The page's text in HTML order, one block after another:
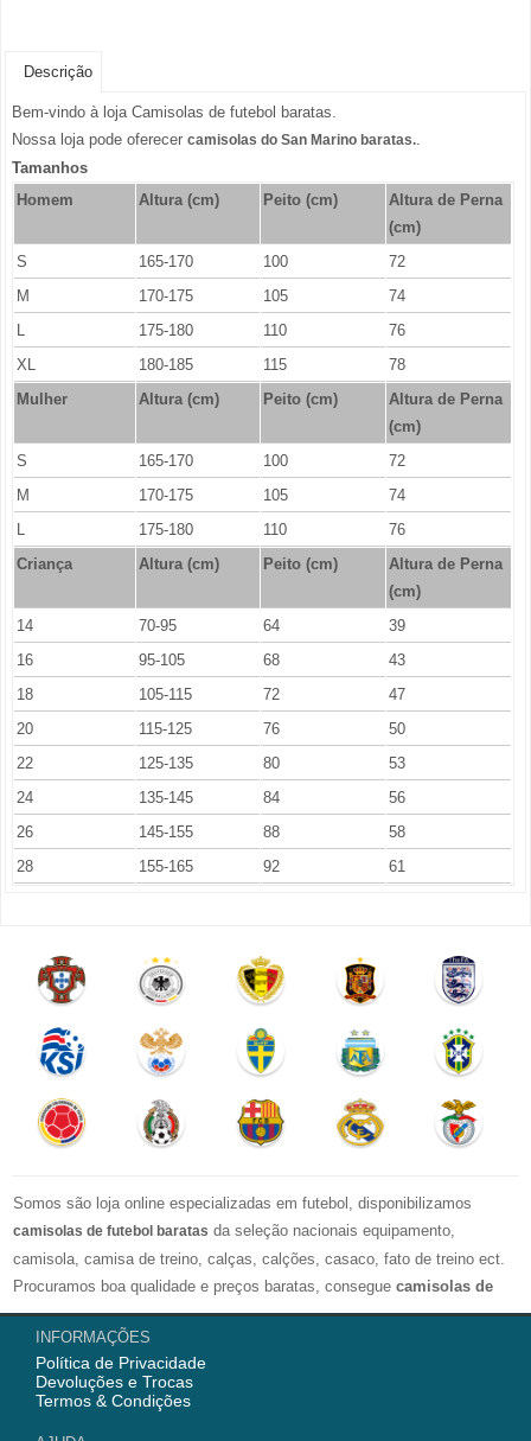
Descrição
Bem-vindo à loja Camisolas de futebol baratas.
Nossa loja pode oferecer camisolas do San Marino baratas.
Tamanhos
Homem
Altura (cm) Peito (cm)
Altura de Perna
(cm)
S
165-170 100
72
M
170-175 105
74
L
175-180 110
76
XL
180-185 115
78
Mulher
Altura (cm) Peito (cm)
Altura de Perna
(cm)
S
165-170 100
72
M
170-175 105
74
L
175-180 110
76
Criança
Altura (cm) Peito (cm)
Altura de Perna
(cm)
14
70-95 64
39
16
95-105 68
43
18
105-115 72
47
20
115-125 76
50
22
125-135 80
53
24
135-145 84
56
26
145-155 88
58
28
155-165 92 61
Somos são loja online especializadas em futebol, disponibilizamos
camisolas de futebol baratas da seleção nacionais equipamento,
camisola, camisa de treino, calças, calções, casaco, fato de treino ect.
Procuramos boa qualidade e preços baratas, consegue camisolas de
futebol personalizadas. Esperamos ir ao encontro das tuas
espectativas com esta Loja Online.
Nós semrpe fornecemod camisola de futebol com alta qualidade para os
INFORMAÇÕES
Política de Privacidade
Devoluções e Trocas
Termos & Condições